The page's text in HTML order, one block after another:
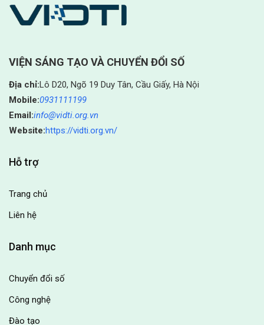
VIỆN SÁNG TẠO VÀ CHUYỂN ĐỔI SỐ
Địa chỉ:Lô D20, Ngõ 19 Duy Tân, Cầu Giấy, Hà Nội
Mobile:0931111199
Email:info@vidti.org.vn
Website:https://vidti.org.vn/
Hỗ trợ
Trang chủ
Liên hệ
Danh mục
Chuyển đổi số
Công nghệ
Đào tạo